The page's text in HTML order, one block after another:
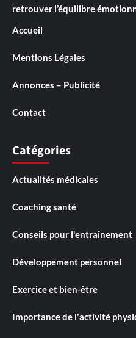
retrouver l’équilibre
Accueil
Mentions Légales
Annonces – Publicité
Contact
Catégories
Actualités médicales
Coaching santé
Conseils pour l'entraînement
Développement personnel
Exercice et bien-être
Importance de l'activité